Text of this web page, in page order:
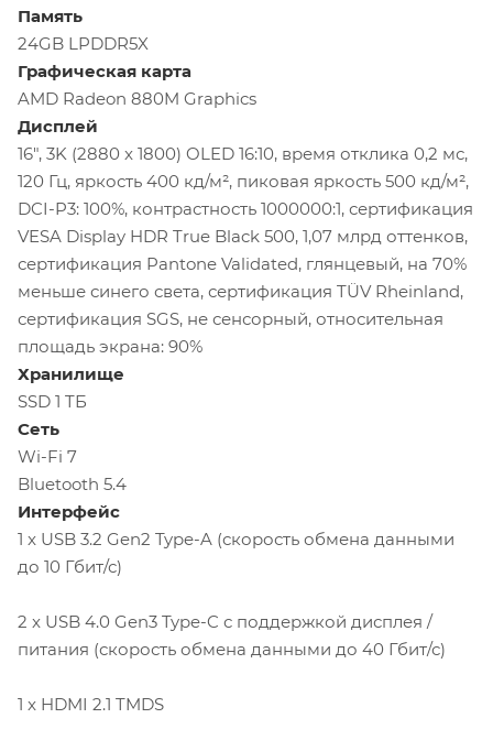
Память
24GB LPDDR5X
Графическая карта
AMD Radeon 880M Graphics
Дисплей
16", 3K (2880 x 1800) OLED 16:10, время отклика 0,2 мс,
120 Гц, яркость 400 кд/м², пиковая яркость 500 кд/м²,
DCI-P3: 100%, контрастность 1000000:1, сертификация
VESA Display HDR True Black 500, 1,07 млрд оттенков,
сертификация Pantone Validated, глянцевый, на 70%
меньше синего света, сертификация TÜV Rheinland,
сертификация SGS, не сенсорный, относительная
площадь экрана: 90%
Хранилище
SSD 1 TБ
Сеть
Wi-Fi 7
Bluetooth 5.4
Интерфейс
1 x USB 3.2 Gen2 Type-A (скорость обмена данными
до 10 Гбит/с)
2 x USB 4.0 Gen3 Type-C с поддержкой дисплея /
питания (скорость обмена данными до 40 Гбит/с)
1 x HDMI 2.1 TMDS